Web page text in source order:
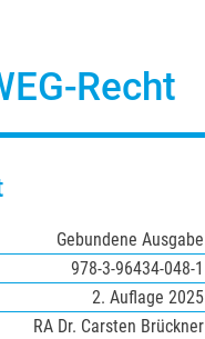
Recht
Gebundene Ausgabe
978-3-96434-048-1
2. Auflage 2025
RA Dr. Carsten Brückner